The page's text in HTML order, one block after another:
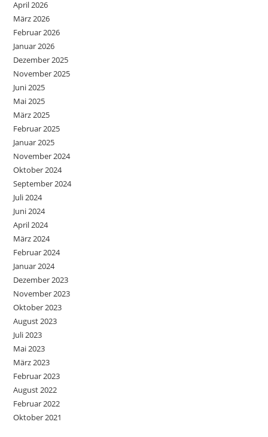
April 2026
März 2026
Februar 2026
Januar 2026
Dezember 2025
November 2025
Juni 2025
Mai 2025
März 2025
Februar 2025
Januar 2025
November 2024
Oktober 2024
September 2024
Juli 2024
Juni 2024
April 2024
März 2024
Februar 2024
Januar 2024
Dezember 2023
November 2023
Oktober 2023
August 2023
Juli 2023
Mai 2023
März 2023
Februar 2023
August 2022
Februar 2022
Oktober 2021